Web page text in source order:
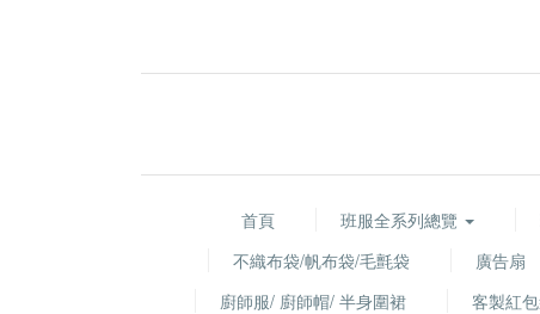
首頁 班服全系列總覽
不織布袋/帆布袋/毛氈袋
廣告扇
廚師服/ 廚師帽/ 半身圍裙
客製紅